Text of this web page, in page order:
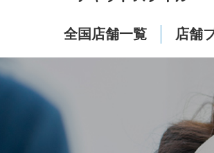
全国店舗一覧 店舗